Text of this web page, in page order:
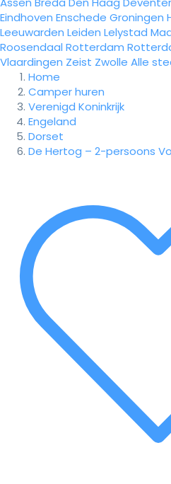
Eindhoven Enschede Groningen
Leeuwarden Leiden Lelystad
Roosendaal Rotterdam
Vlaardingen Zeist Zwolle Alle
Home
Camper huren
Verenigd Koninkrijk
Engeland
Dorset
De Hertog – 2-persoons